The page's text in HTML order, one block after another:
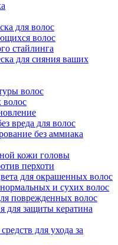
для волос
волос
стайлинга
для сияния ваших
волос
волос
вреда для волос
без аммиака
кожи головы
перхоти
для окрашенных волос
и сухих волос
поврежденных волос
для защиты кератина
для ухода за